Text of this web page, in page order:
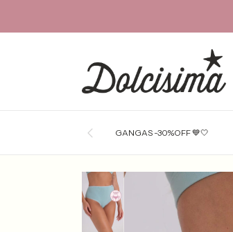
GANGAS -30%OFF 💙🤍